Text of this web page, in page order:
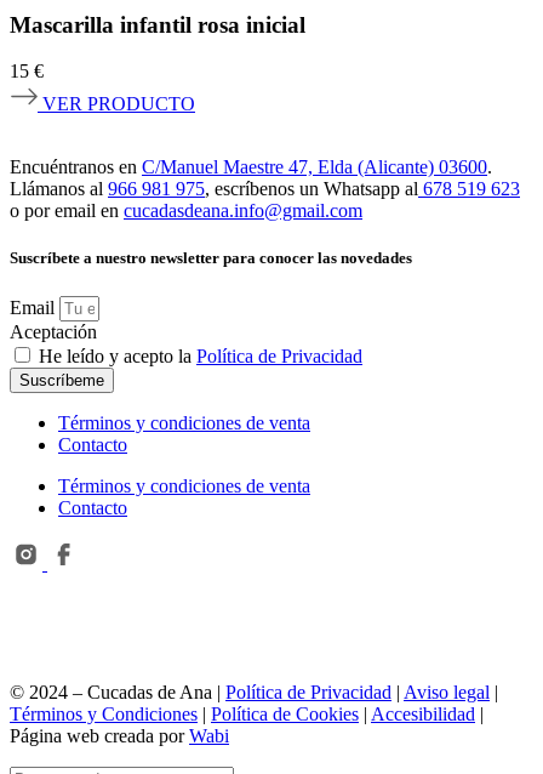
Mascarilla infantil rosa inicial
15 €
VER PRODUCTO
Encuéntranos en C/Manuel Maestre 47, Elda (Alicante) 03600.
Llámanos al 966 981 975, escríbenos un Whatsapp al 678 519 623
o por email en cucadasdeana.info@gmail.com
Suscríbete a nuestro newsletter para conocer las novedades
Email
Aceptación
He leído y acepto la Política de Privacidad
Suscríbeme
Términos y condiciones de venta
Contacto
Términos y condiciones de venta
Contacto
© 2024 – Cucadas de Ana | Política de Privacidad | Aviso legal |
Términos y Condiciones | Política de Cookies | Accesibilidad |
Página web creada porWabi